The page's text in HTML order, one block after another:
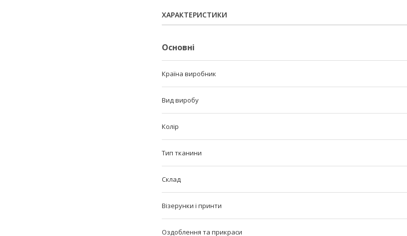
ХАРАКТЕРИСТИКИ
Основні
Країна виробник
Вид виробу
Колір
Тип тканини
Склад
Візерунки і принти
Оздоблення та прикраси